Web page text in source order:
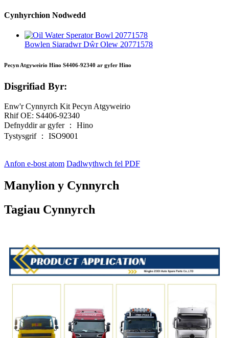
Cynhyrchion Nodwedd
Bowlen Siaradwr Dŵr Olew 20771578
Pecyn Atgyweirio Hino S4406-92340 ar gyfer Hino
Disgrifiad Byr:
Enw'r Cynnyrch Kit Pecyn Atgyweirio
Rhif OE: S4406-92340
Defnyddir ar gyfer ： Hino
Tystysgrif ： ISO9001
Anfon e-bost atom Dadlwythwch fel PDF
Manylion y Cynnyrch
Tagiau Cynnyrch